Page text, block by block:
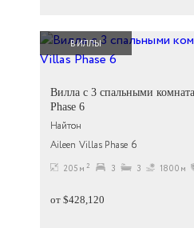
ВИЛЛЫ
Вилла с 3 спальными
Phase 6
Найтон
Aileen Villas Phase 6
205 м2 3 3 1800м
от $428,120